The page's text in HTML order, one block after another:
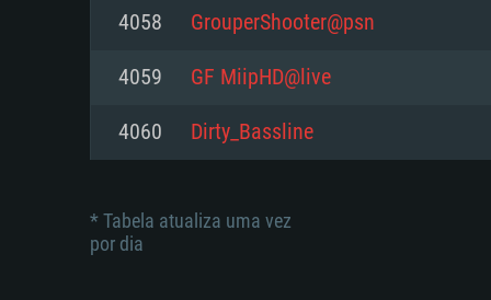
Disco: 23,1 GB
Network: Internet de banda larga.
Disco: 21,5 GB
Network: Internet de banda larga.
Disco: 21,5 GB
4058 GrouperShooter@psn
4059 GF MiipHD@live
4060 Dirty_Bassline
* Tabela atualiza uma vez
por dia